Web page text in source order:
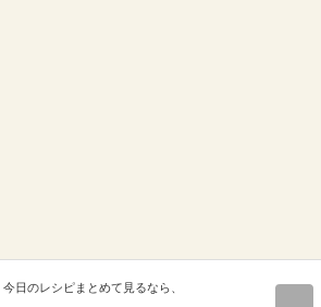
日のレシピまとめて見るなら、